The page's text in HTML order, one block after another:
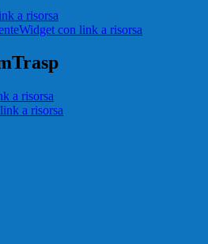
a risorsa
Widget con link a risorsa
a risorsa
a risorsa